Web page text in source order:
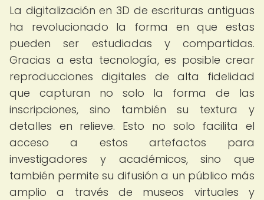
La digitalización en 3D de escrituras antiguas
ha revolucionado la forma en que estas
pueden ser estudiadas y compartidas.
Gracias a esta tecnología, es posible crear
reproducciones digitales de alta fidelidad
que capturan no solo la forma de las
inscripciones, sino también su textura y
detalles en relieve. Esto no solo facilita el
acceso a estos artefactos para
investigadores y académicos, sino que
también permite su difusión a un público más
amplio a través de museos virtuales y